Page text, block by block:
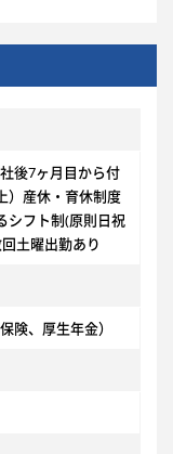
後7ヶ月目から付
）産休・育休制度
シフト制(原則日祝
土曜出勤あり
険、厚生年金）